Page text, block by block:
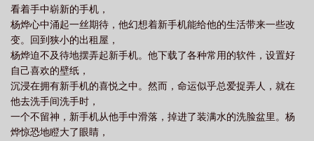
看着手中崭新的手机，
杨烨心中涌起一丝期待，他幻想着新手机能给他的生活带来一些改
变。回到狭小的出租屋，
杨烨迫不及待地摆弄起新手机。他下载了各种常用的软件，设置好
自己喜欢的壁纸，
沉浸在拥有新手机的喜悦之中。然而，命运似乎总爱捉弄人，就在
他去洗手间洗手时，
一个不留神，新手机从他手中滑落，掉进了装满水的洗脸盆里。杨
烨惊恐地瞪大了眼睛，